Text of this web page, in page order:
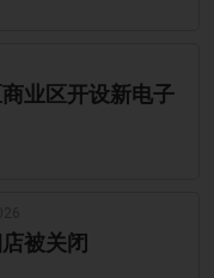
业区开设新电子
被关闭